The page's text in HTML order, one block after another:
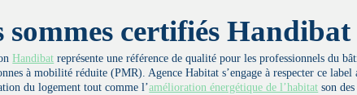
sommes certifiés Handibat
Handibat représente une référence de qualité pour les professionnels du
à mobilité réduite (PMR). Agence Habitat s’engage à respecter ce
du logement tout comme l’amélioration énergétique de l’habitat son